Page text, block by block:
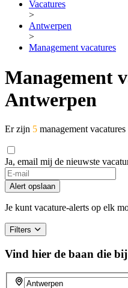
Vacatures
>
Antwerpen
>
Management vacatures
Management
Antwerpen
Er zijn 5 management
Ja, email mij de nieuwste
If
you
are
a
ignore
this
field
Alert opslaan
Je kunt vacature-alerts op elk
Filters
Vind hier de baan die